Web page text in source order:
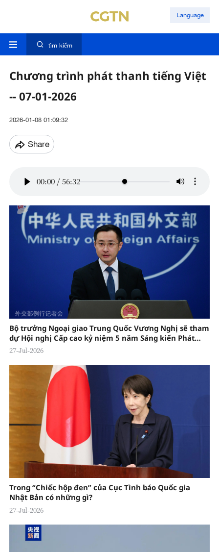
Language
tìm kiếm
Chương trình phát thanh tiếng Việt
-- 07-01-2026
2026-01-08 01:09:32
Share
00:00 / 56:32
Bộ trưởng Ngoại giao Trung Quốc Vương Nghị sẽ tham
dự Hội nghị Cấp cao kỷ niệm 5 năm Sáng kiến Phát
triển Toàn cầu
27-Jul-2026
Trong “Chiếc hộp đen” của Cục Tình báo Quốc gia
Nhật Bản có những gì?
27-Jul-2026